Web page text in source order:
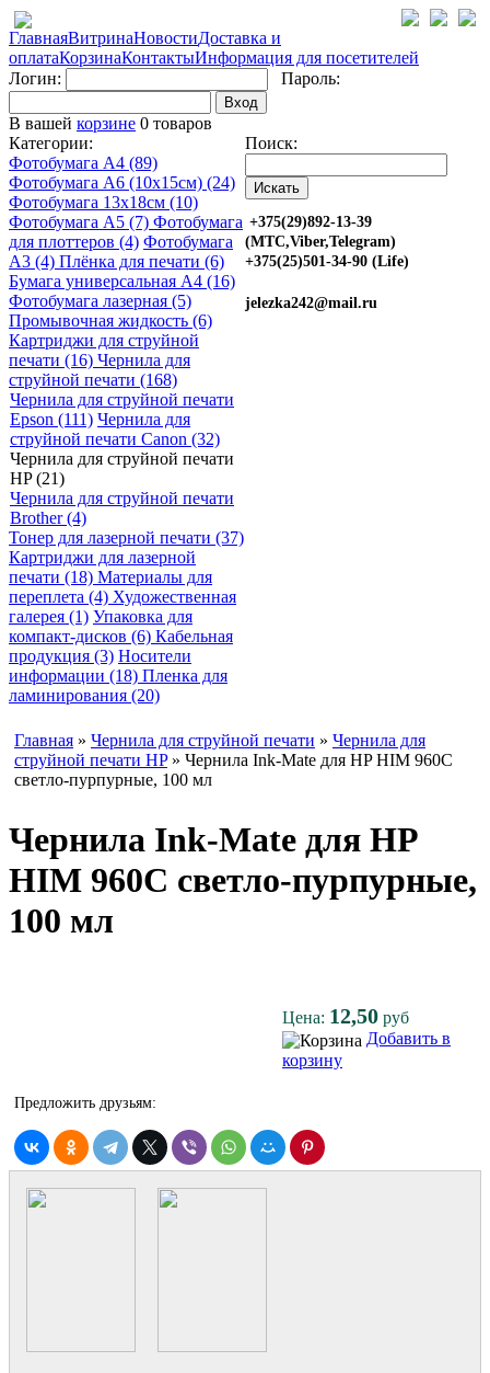
ГлавнаяВитринаНовостиДоставка и
оплатаКорзинаКонтактыИнформация для посетителей
Логин:
Пароль:
Вход
В вашей корзине 0 товаров
Категории:
Фотобумага A4 (89)
Фотобумага A6 (10х15см) (24)
Фотобумага 13х18см (10)
Фотобумага A5 (7) Фотобумага
для плоттеров (4) Фотобумага
A3 (4) Плёнка для печати (6)
Бумага универсальная A4 (16)
Фотобумага лазерная (5)
Промывочная жидкость (6)
Картриджи для струйной
печати (16) Чернила для
струйной печати (168)
Чернила для струйной печати
Epson (111) Чернила для
струйной печати Canon (32)
Чернила для струйной печати
HP (21)
Чернила для струйной печати
Brother (4)
Тонер для лазерной печати (37)
Картриджи для лазерной
печати (18) Материалы для
переплета (4) Художественная
галерея (1) Упаковка для
компакт-дисков (6) Кабельная
продукция (3) Носители
информации (18) Пленка для
ламинирования (20)
Поиск:
+375(29)892-13-39
(МТС,Viber,Telegram)
+375(25)501-34-90 (Life)
jelezka242@mail.ru
Главная » Чернила для струйной печати » Чернила для
струйной печати HP» Чернила Ink-Mate для HP HIM 960C
светло-пурпурные, 100 мл
Чернила Ink-Mate для HP
HIM 960C светло-пурпурные,
100 мл
Цена: 12,50 руб
Добавить в
корзину
Предложить друзьям: